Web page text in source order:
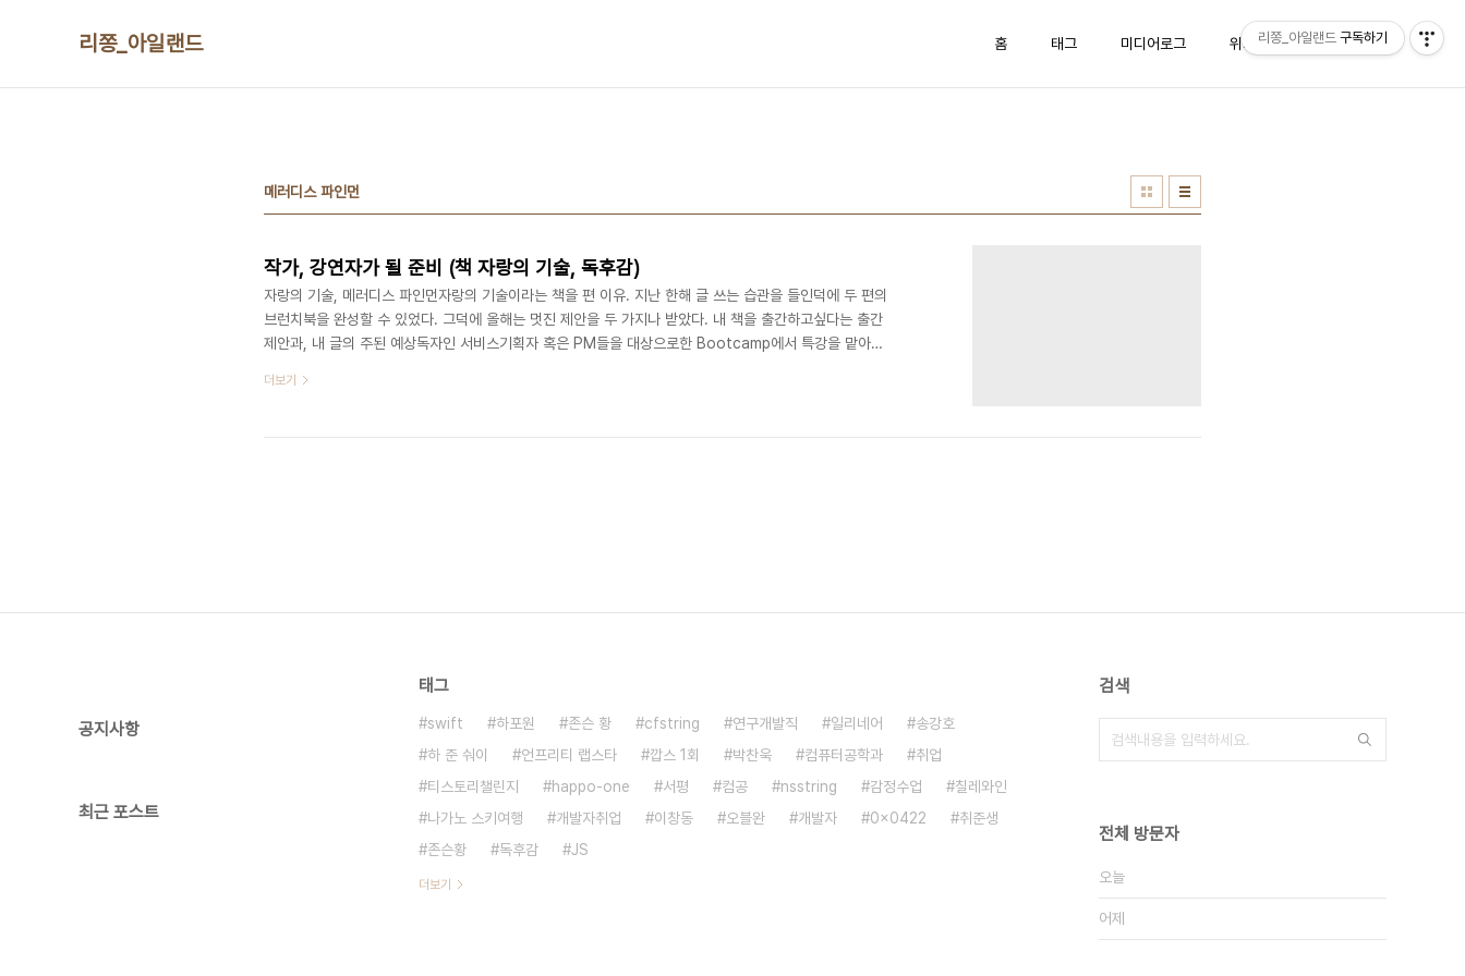
리쫑_아일랜드 홈 태그 미디어로그 위치로그 방명록
메러디스 파인먼
작가, 강연자가 될 준비 (책 자랑의 기술, 독후감)
자랑의 기술, 메러디스 파인먼자랑의 기술이라는 책을 편 이유. 지난 한해 글 쓰는 습관을 들인덕에 두 편의
브런치북을 완성할 수 있었다. 그덕에 올해는 멋진 제안을 두 가지나 받았다. 내 책을 출간하고싶다는 출간
제안과, 내 글의 주된 예상독자인 서비스기획자 혹은 PM들을 대상으로한 Bootcamp에서 특강을 맡아달
중에도 꾸준히 내 삶의 자랑거리를 녹여내야 한다는 생각도 들었다. 그렇지만 많은 이책의 독자들처럼 나도
이다. 그러니 스스로 자랑하는일은 기름칠하지 않은 오래된 자전거처럼 삐그덕거린다.자랑하..
더보기
공지사항
최근 포스트
태그
swift 하포원 존슨 황 cfstring 연구개발직 일리네어
송강호
하 준 숴이
언프리티 랩스타 깝스 1회 박찬욱 컴퓨터공학과
취업
티스토리챌린지
happo-one 서평 컴공 nsstring 감정수업
칠레와인
나가노 스키여행
개발자취업 이창동 오블완 개발자 0x0422
취준생
존슨황
독후감 JS
더보기
검색
전체 방문자
오늘
어제
리쫑_아일랜드 구독하기